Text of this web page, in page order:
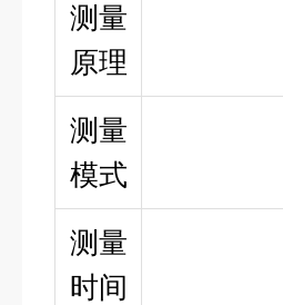
测量
原理
测量
模式
测量
时间